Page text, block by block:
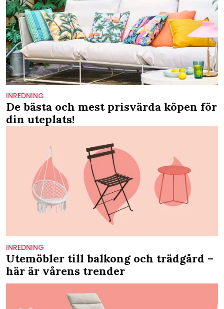
INREDNING
De bästa och mest prisvärda köpen för
din uteplats!
INREDNING
Utemöbler till balkong och trädgård –
här är vårens trender